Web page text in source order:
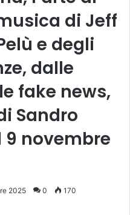
di Jeff
e degli
dalle
fake news,
Sandro
9 novembre
2025 0 170